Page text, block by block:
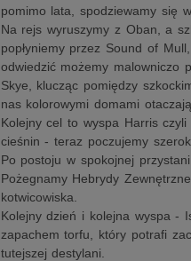
pomimo lata, spodziewamy się
Na rejs wyruszymy z Oban, a
popłyniemy przez Sound of
odwiedzić możemy malowniczo
Skye, klucząc pomiędzy
nas kolorowymi domami
Kolejny cel to wyspa Harris
cieśnin - teraz poczujemy
Po postoju w spokojnej
Pożegnamy Hebrydy
kotwicowiska.
Kolejny dzień i kolejna wyspa -
zapachem torfu, który potrafi
tutejszej destylani.